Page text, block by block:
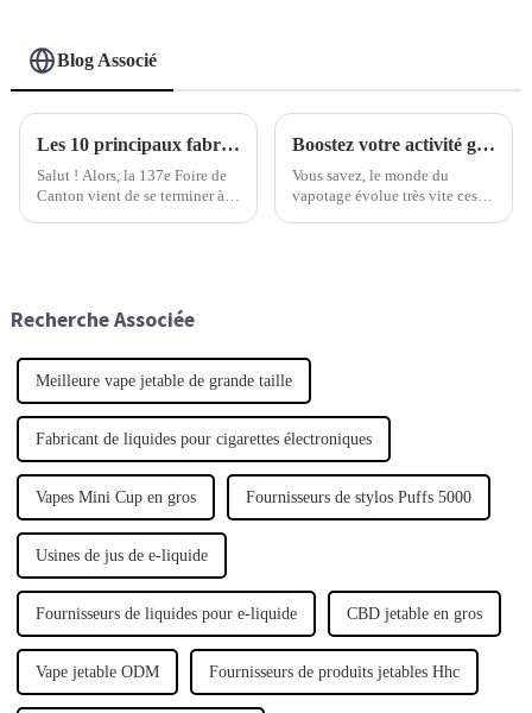
Blog Associé
Les 10 principaux fabricants chinois de cigarettes électroniques en gros à la 137e Foire de Canton
Salut ! Alors, la 137e Foire de
Canton vient de se terminer à
Boostez votre activité grâce aux meilleures innovations de vapotage en gros de Chine pour un succès mondial
Vous savez, le monde du
vapotage évolue très vite ces
Recherche Associée
Meilleure vape jetable de grande taille
Fabricant de liquides pour cigarettes électroniques
Vapes Mini Cup en gros Fournisseurs de stylos Puffs 5000
Usines de jus de e-liquide
Fournisseurs de liquides pour e-liquide CBD jetable en gros
Vape jetable ODM Fournisseurs de produits jetables Hhc